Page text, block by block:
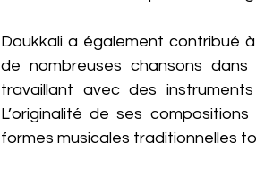
Doukkali a également contribué
de nombreuses chansons
travaillant avec des
L’originalité de ses
formes musicales traditionnelles